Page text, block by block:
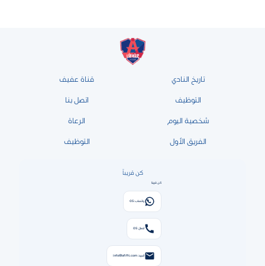
تاريخ النادي قناة عفيف
التوظيف اتصل بنا
شخصية اليوم الرعاة
الفريق الأول التوظيف
كن قريباً
كن قريبًا
واتساب: 05
اتصال: 05
البريد: info@afiffc.com